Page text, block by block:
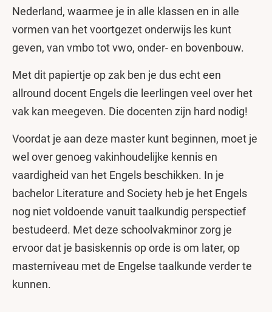
Nederland, waarmee je in alle klassen en in alle
vormen van het voortgezet onderwijs les kunt
geven, van vmbo tot vwo, onder- en bovenbouw.
Met dit papiertje op zak ben je dus echt een
allround docent Engels die leerlingen veel over het
vak kan meegeven. Die docenten zijn hard nodig!
Voordat je aan deze master kunt beginnen, moet je
wel over genoeg vakinhoudelijke kennis en
vaardigheid van het Engels beschikken. In je
bachelor Literature and Society heb je het Engels
nog niet voldoende vanuit taalkundig perspectief
bestudeerd. Met deze schoolvakminor zorg je
ervoor dat je basiskennis op orde is om later, op
masterniveau met de Engelse taalkunde verder te
kunnen.